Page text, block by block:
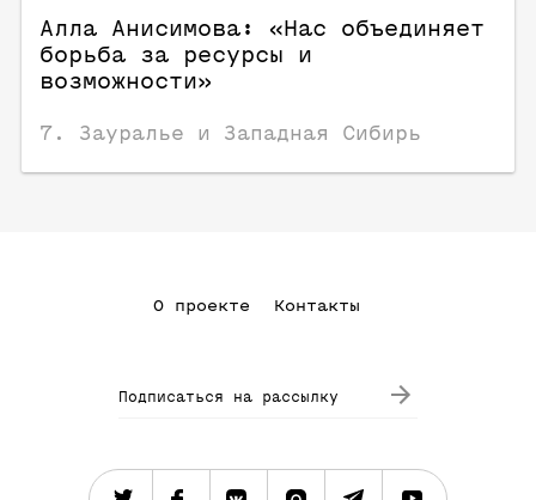
Алла Анисимова: «Нас объединяет
борьба за ресурсы и
возможности»
7. Зауралье и Западная Сибирь
О проекте Контакты
Подписаться на рассылку